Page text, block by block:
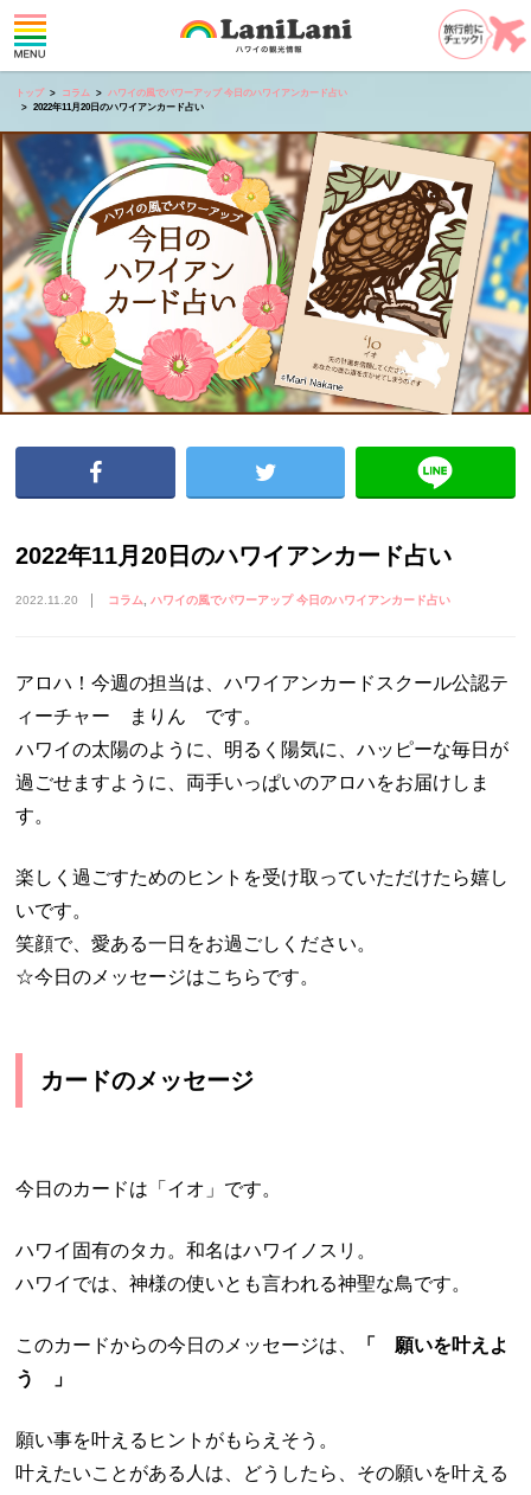
トップ コラム
ハワイの風でパワーアップ 今日のハワイアンカード占い
2022年11月20日のハワイアンカード占い
2022年11月20日のハワイアンカード占い
2022.11.20 コラム ハワイの風でパワーアップ 今日のハワイアンカード占い
アロハ！今週の担当は、ハワイアンカードスクール公認テ
ィーチャー まりん です。
ハワイの太陽のように、明るく陽気に、ハッピーな毎日が
過ごせますように、両手いっぱいのアロハをお届けしま
す。
楽しく過ごすためのヒントを受け取っていただけたら嬉し
いです。
笑顔で、愛ある一日をお過ごしください。
☆今日のメッセージはこちらです。
カードのメッセージ
今日のカードは「イオ」です。
ハワイ固有のタカ。和名はハワイノスリ。
ハワイでは、神様の使いとも言われる神聖な鳥です。
このカードからの今日のメッセージは、
「 願いを叶えよ
う 」
願い事を叶えるヒントがもらえそう。
叶えたいことがある人は、どうしたら、その願いを叶える